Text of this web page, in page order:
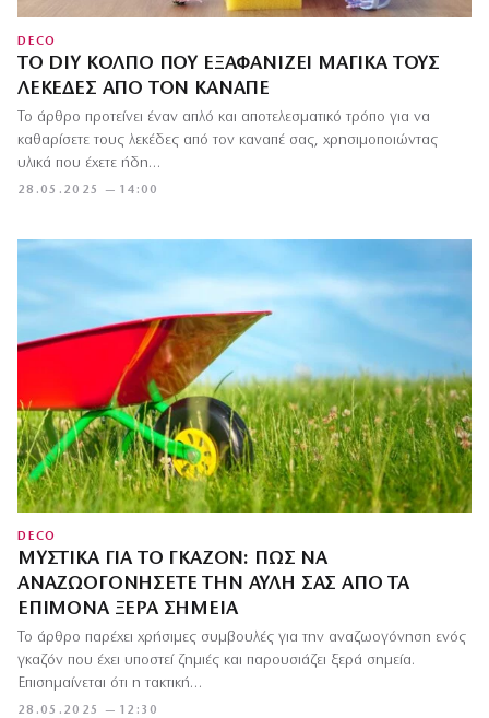
DECO
ΤΟ DIY ΚΌΛΠΟ ΠΟΥ ΕΞΑΦΑΝΊΖΕΙ ΜΑΓΙΚΆ ΤΟΥΣ
ΛΕΚΈΔΕΣ ΑΠΌ ΤΟΝ ΚΑΝΑΠΈ
28.05.2025 — 14:00
Το άρθρο προτείνει έναν απλό και αποτελεσματικό τρόπο για να
καθαρίσετε τους λεκέδες από τον καναπέ σας, χρησιμοποιώντας
υλικά που έχετε ήδη…
DECO
ΜΥΣΤΙΚΆ ΓΙΑ ΤΟ ΓΚΑΖΌΝ: ΠΏΣ ΝΑ
ΑΝΑΖΩΟΓΟΝΉΣΕΤΕ ΤΗΝ ΑΥΛΉ ΣΑΣ ΑΠΌ ΤΑ
ΕΠΊΜΟΝΑ ΞΕΡΆ ΣΗΜΕΊΑ
28.05.2025 — 12:30
Το άρθρο παρέχει χρήσιμες συμβουλές για την αναζωογόνηση ενός
γκαζόν που έχει υποστεί ζημιές και παρουσιάζει ξερά σημεία.
Επισημαίνεται ότι η τακτική…